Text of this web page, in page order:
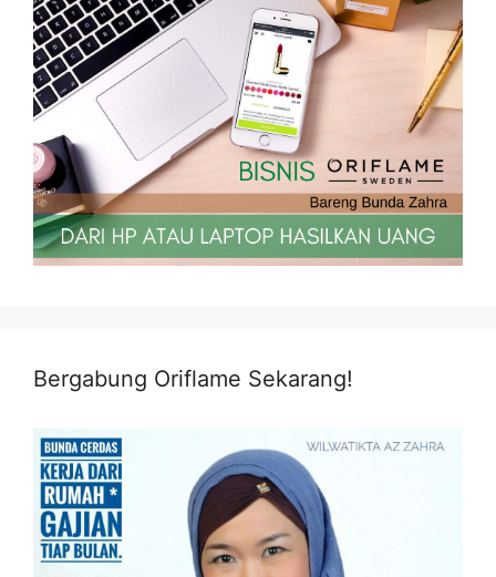
Bergabung Oriflame Sekarang!